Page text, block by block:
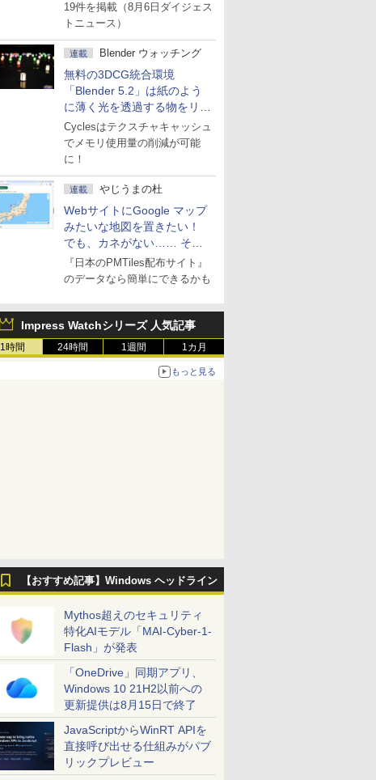
19件を掲載（8月6日ダイジェス
トニュース）
連載 Blender ウォッチング
無料の3DCG統合環境
「Blender 5.2」は紙のよう
に薄く光を透過する物をリア
ルに表現
Cyclesはテクスチャキャッシュ
でメモリ使用量の削減が可能
に！
連載 やじうまの杜
WebサイトにGoogle マップ
みたいな地図を置きたい！
でも、カネがない…… そん
な人に朗報！
『日本のPMTiles配布サイト』
のデータなら簡単にできるかも
Impress Watchシリーズ 人気記事
1時間 24時間 1週間 1カ月
もっと見る
【おすすめ記事】Windows ヘッドライン
Mythos超えのセキュリティ
特化AIモデル「MAI-Cyber-1-
Flash」が発表
「OneDrive」同期アプリ、
Windows 10 21H2以前への
更新提供は8月15日で終了
JavaScriptからWinRT APIを
直接呼び出せる仕組みがパブ
リックプレビュー